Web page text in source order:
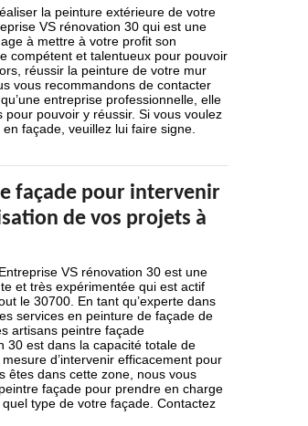
la peinture extérieure de votre
VS rénovation 30 qui est une
à mettre à votre profit son
compétent et talentueux pour pouvoir
réussir la peinture de votre mur
vous recommandons de contacter
entreprise professionnelle, elle
pouvoir y réussir. Si vous voulez
façade, veuillez lui faire signe.
façade pour intervenir
de vos projets à
VS rénovation 30 est une
et très expérimentée qui est actif
le 30700. En tant qu’experte dans
services en peinture de façade de
artisans peintre façade
30 est dans la capacité totale de
d’intervenir efficacement pour
êtes dans cette zone, nous vous
façade pour prendre en charge
type de votre façade. Contactez